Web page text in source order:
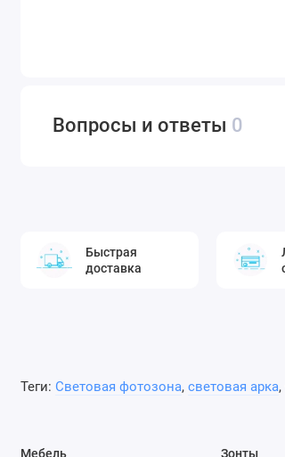
Вопросы и ответы 0
Быстрая
доставка
Теги: Световая фотозона, световая арка,
Мебель Зонты